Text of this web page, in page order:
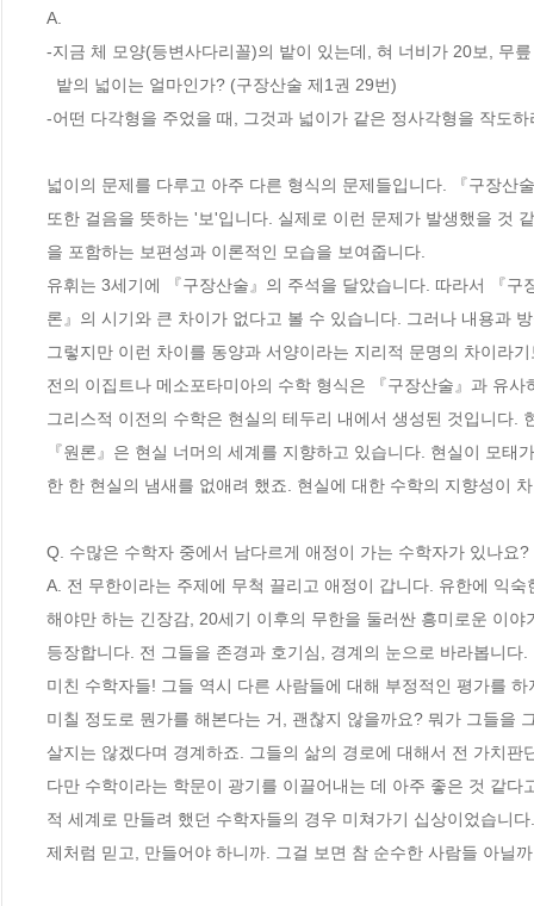
A.
-지금 체 모양(등변사다리꼴)의 밭이 있는데, 혀 너비가 20보, 무
-어떤 다각형을 주었을 때, 그것과 넓이가 같은 정사각형을 작도
넓이의 문제를 다루고 아주 다른 형식의 문제들입니다. 『구장산
또한 걸음을 뜻하는 '보'입니다. 실제로 이런 문제가 발생했을 것
을 포함하는 보편성과 이론적인 모습을 보여줍니다.
유휘는 3세기에 『구장산술』의 주석을 달았습니다. 따라서 『
론』의 시기와 큰 차이가 없다고 볼 수 있습니다. 그러나 내용과
그렇지만 이런 차이를 동양과 서양이라는 지리적 문명의 차이라
전의 이집트나 메소포타미아의 수학 형식은 『구장산술』과 유
그리스적 이전의 수학은 현실의 테두리 내에서 생성된 것입니다
『원론』은 현실 너머의 세계를 지향하고 있습니다. 현실이 모
한 한 현실의 냄새를 없애려 했죠. 현실에 대한 수학의 지향성이
Q. 수많은 수학자 중에서 남다르게 애정이 가는 수학자가 있나
A. 전 무한이라는 주제에 무척 끌리고 애정이 갑니다. 유한에 익
해야만 하는 긴장감, 20세기 이후의 무한을 둘러싼 흥미로운 이
등장합니다. 전 그들을 존경과 호기심, 경계의 눈으로 바라봅니다.
미친 수학자들! 그들 역시 다른 사람들에 대해 부정적인 평가를
미칠 정도로 뭔가를 해본다는 거, 괜찮지 않을까요? 뭐가 그들을
살지는 않겠다며 경계하죠. 그들의 삶의 경로에 대해서 전 가치판
다만 수학이라는 학문이 광기를 이끌어내는 데 아주 좋은 것 같
적 세계로 만들려 했던 수학자들의 경우 미쳐가기 십상이었습니
제처럼 믿고, 만들어야 하니까. 그걸 보면 참 순수한 사람들 아닐